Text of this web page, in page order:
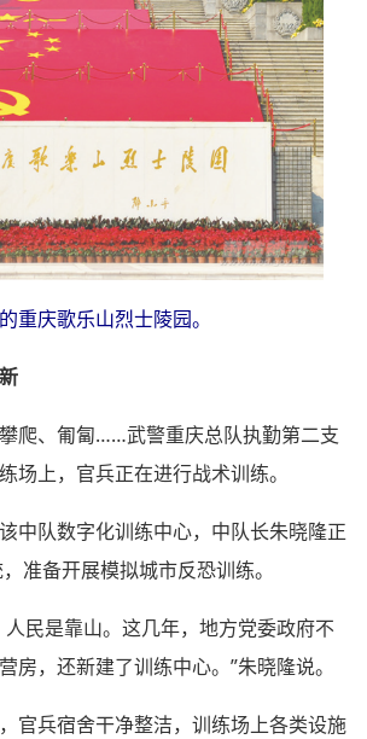
重庆歌乐山烈士陵园。
爬、匍匐……武警重庆总队执勤第二支
场上，官兵正在进行战术训练。
中队数字化训练中心，中队长朱晓隆正
准备开展模拟城市反恐训练。
人民是靠山。这几年，地方党委政府不
房，还新建了训练中心。”朱晓隆说。
官兵宿舍干净整洁，训练场上各类设施